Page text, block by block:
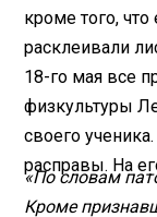
кроме того,
расклеивали
18-го мая все
физкультуры
своего
расправы. На
«По словам
Кроме